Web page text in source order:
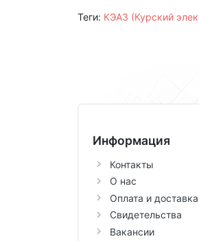
Теги: КЭАЗ (Курский
Информация
Контакты
О нас
Оплата и доставка
Свидетельства
Вакансии